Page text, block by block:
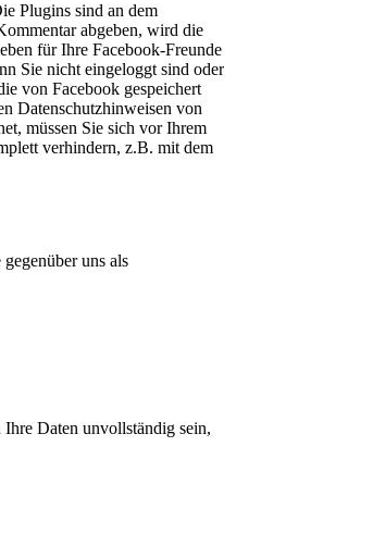
Plugins sind an dem
abgeben, wird die
für Ihre Facebook-Freunde
Sie nicht eingeloggt sind oder
von Facebook gespeichert
Datenschutzhinweisen von
müssen Sie sich vor Ihrem
verhindern, z.B. mit dem
uns als
Daten unvollständig sein,